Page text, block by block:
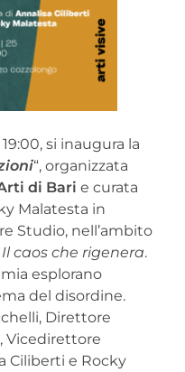
19:00, si inaugura la
“, organizzata
di Bari e curata
Malatesta in
Studio, nell’ambito
caos che rigenera.
esplorano
del disordine.
Direttore
Vicedirettore
Ciliberti e Rocky